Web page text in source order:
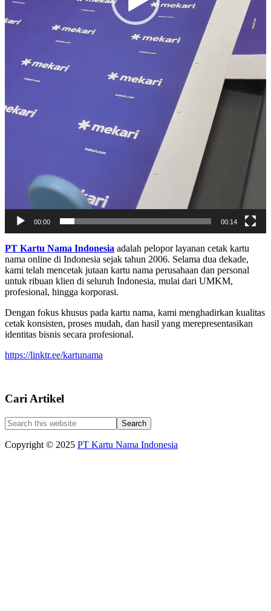
00:00 00:14
Footer
PT Kartu Nama Indonesia adalah pelopor layanan cetak kartu
nama online di Indonesia sejak tahun 2006. Selama dua dekade,
kami telah mencetak jutaan kartu nama perusahaan dan personal
untuk ribuan klien di seluruh Indonesia, mulai dari UMKM,
profesional, hingga korporasi.
Dengan fokus khusus pada kartu nama, kami menghadirkan kualitas
cetak konsisten, proses mudah, dan hasil yang merepresentasikan
identitas bisnis secara profesional.
https://linktr.ee/kartunama
Cari Artikel
Search
this
website
Copyright © 2025 PT Kartu Nama Indonesia